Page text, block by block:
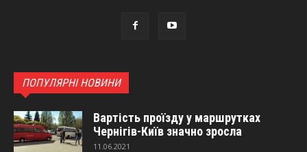
ПОПУЛЯРНІ НОВИНИ
Вартість проїзду у маршрутках
Чернігів-Київ значно зросла
11.06.2021